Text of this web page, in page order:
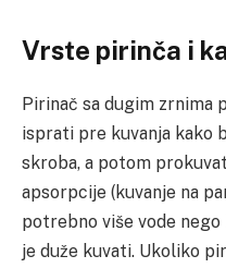
Vrste pirinča i
Pirinač sa dugim zrnima
isprati pre kuvanja kako
skroba, a potom
apsorpcije (kuvanje na
potrebno više vode
je duže kuvati. Ukoliko